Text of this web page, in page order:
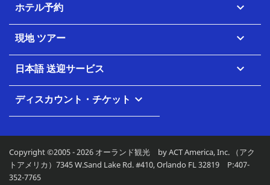
ホテル予約 
現地 ツアー 
日本語 送迎サービス 
ディスカウント・チケット 
Copyright ©2005 - 2026 オーランド観光 by ACT America, Inc. （アク
トアメリカ）7345 W.Sand Lake Rd. #410, Orlando FL 32819 P:407-
352-7765